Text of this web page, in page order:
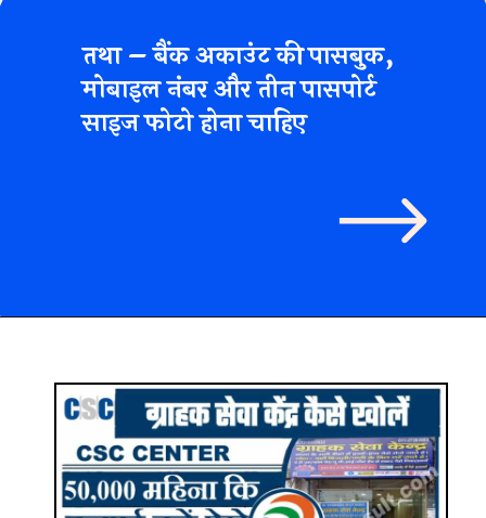
तथा– बैंक अकाउंट की पासबुक,
मोबाइल नंबर और तीन पासपोर्ट
साइज फोटो होना चाहिए